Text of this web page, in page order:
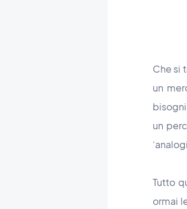
Che si
un
un
Tutto
ormai